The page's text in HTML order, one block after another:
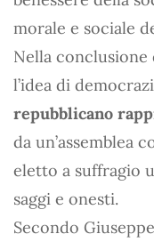
morale e sociale
Nella conclusione
l’idea di
repubblicano
da un’assemblea
eletto a suffragio
saggi e onesti.
Secondo